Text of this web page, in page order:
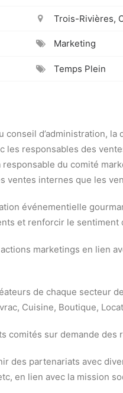
Trois-Rivières,
Marketing
Temps Plein
conseil d’administration,
les responsables des
du comité
ventes internes que les
événementielle
et renforcir le sentiment
marketings en lien
de chaque secteur
Cuisine, Boutique,
comités sur demande des
des partenariats avec
en lien avec la mission